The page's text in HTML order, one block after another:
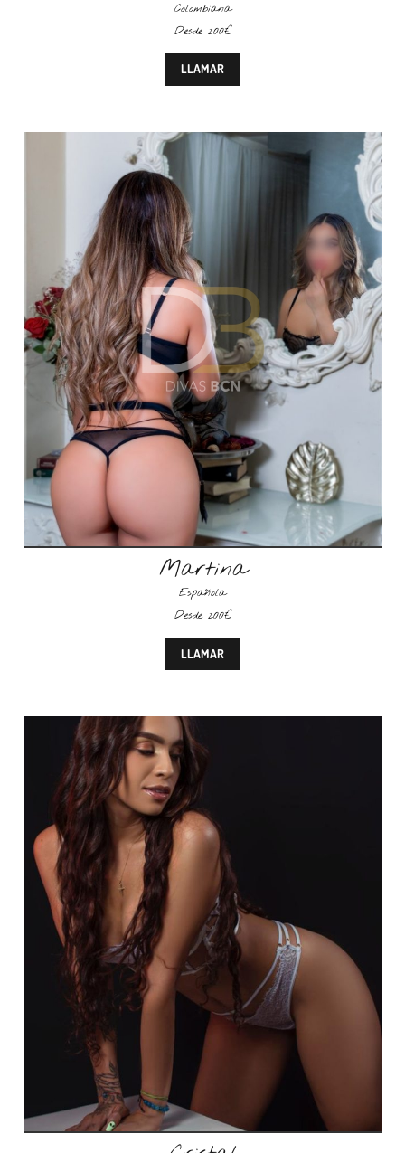
Colombiana
Desde 200€
LLAMAR
Martina
Española
Desde 200€
LLAMAR